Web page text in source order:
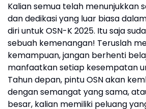
Kalian semua telah menunjukkan
dan dedikasi yang luar biasa
diri untuk OSN-K 2025. Itu saja
sebuah kemenangan! Teruslah
kemampuan, jangan berhenti
manfaatkan setiap kesempatan
Tahun depan, pintu OSN akan
dengan semangat yang sama,
besar, kalian memiliki peluang